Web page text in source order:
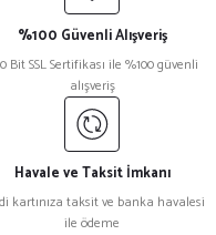
%100 Güvenli Alışveriş
Bit SSL Sertifikası ile %100 güvenli
alışveriş
Havale ve Taksit İmkanı
kartınıza taksit ve banka havalesi
ile ödeme